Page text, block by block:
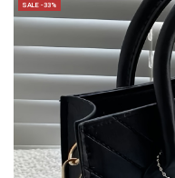
SALE -33%